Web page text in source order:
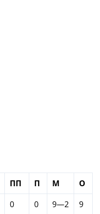
ПП П М
О
0 0 9—2
9